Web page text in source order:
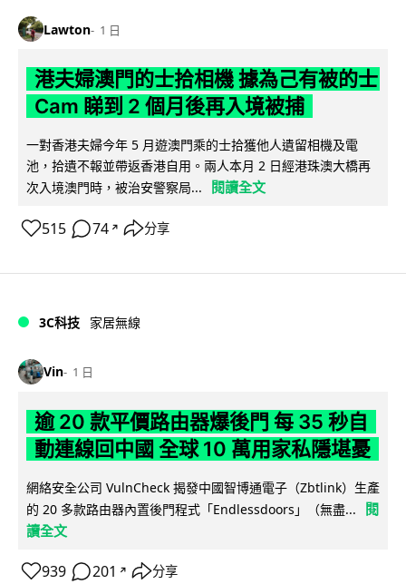
Lawton 1 日
港夫婦澳門的士拾相機 據為己有被的士
Cam 睇到 2 個月後再入境被捕
一對香港夫婦今年 5 月遊澳門乘的士拾獲他人遺留相機及電
池，拾遺不報並帶返香港自用。兩人本月 2 日經港珠澳大橋再
次入境澳門時，被治安警察局...
閱讀全文
515 74 ↗ 分享
3C科技 家居無線
Vin 1 日
逾 20 款平價路由器爆後門 每 35 秒自
動連線回中國 全球 10 萬用家私隱堪憂
網絡安全公司 VulnCheck 揭發中國智博通電子（Zbtlink）生產
的 20 多款路由器內置後門程式「Endlessdoors」（無盡...
閱
讀全文
939 201 ↗ 分享